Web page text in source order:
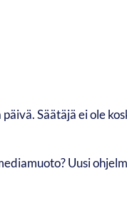
Säätäjä ei ole
Uusi